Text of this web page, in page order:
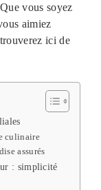
vous soyez
aimiez
ici de
culinaire
assurés
: simplicité